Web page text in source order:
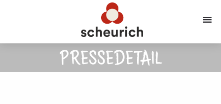
PRESSEDETAIL